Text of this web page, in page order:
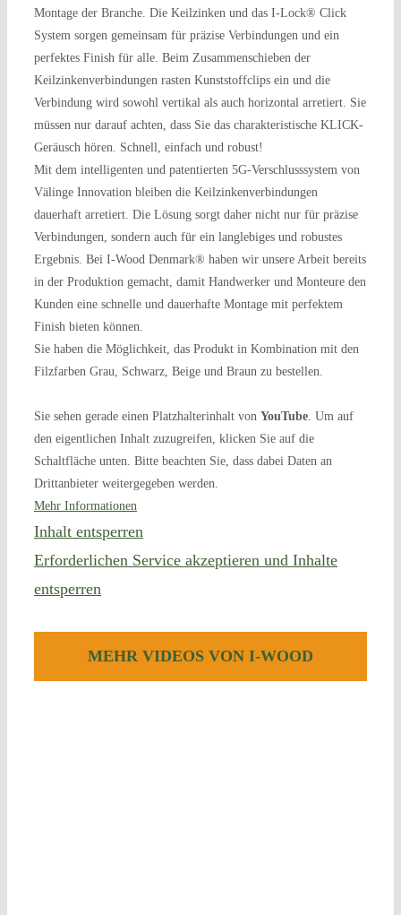
Montage der Branche. Die Keilzinken und das I-Lock® Click
System sorgen gemeinsam für präzise Verbindungen und ein
perfektes Finish für alle. Beim Zusammenschieben der
Keilzinkenverbindungen rasten Kunststoffclips ein und die
Verbindung wird sowohl vertikal als auch horizontal arretiert. Sie
müssen nur darauf achten, dass Sie das charakteristische KLICK-
Geräusch hören. Schnell, einfach und robust!
Mit dem intelligenten und patentierten 5G-Verschlusssystem von
Välinge Innovation bleiben die Keilzinkenverbindungen
dauerhaft arretiert. Die Lösung sorgt daher nicht nur für präzise
Verbindungen, sondern auch für ein langlebiges und robustes
Ergebnis. Bei I-Wood Denmark® haben wir unsere Arbeit bereits
in der Produktion gemacht, damit Handwerker und Monteure den
Kunden eine schnelle und dauerhafte Montage mit perfektem
Finish bieten können.
Sie haben die Möglichkeit, das Produkt in Kombination mit den
Filzfarben Grau, Schwarz, Beige und Braun zu bestellen.
Sie sehen gerade einen Platzhalterinhalt von YouTube. Um auf
den eigentlichen Inhalt zuzugreifen, klicken Sie auf die
Schaltfläche unten. Bitte beachten Sie, dass dabei Daten an
Drittanbieter weitergegeben werden.
Mehr Informationen
Inhalt entsperren
Erforderlichen Service akzeptieren und Inhalte
entsperren
MEHR VIDE­OS VON I‑WOOD